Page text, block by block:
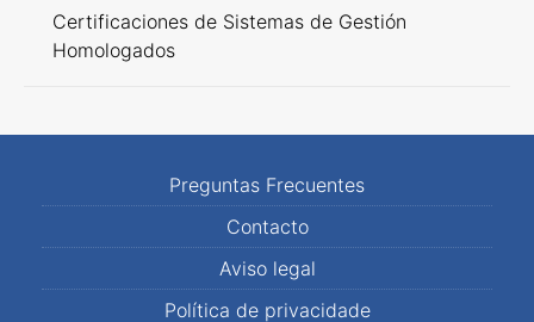
Certificaciones de Sistemas de Gestión
Homologados
Preguntas Frecuentes
Contacto
Aviso legal
Política de privacidade